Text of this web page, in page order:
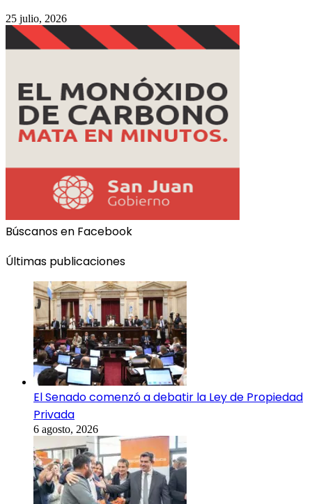
25 julio, 2026
Búscanos en Facebook
Últimas publicaciones
El Senado comenzó a debatir la Ley de Propiedad
Privada
6 agosto, 2026